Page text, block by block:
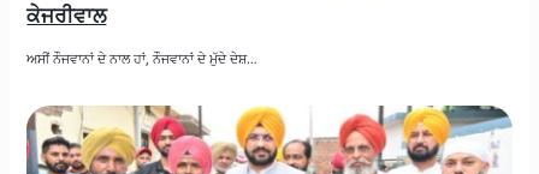
ਕੇਜਰੀਵਾਲ
ਅਸੀਂ ਨੌਜਵਾਨਾਂ ਦੇ ਨਾਲ ਹਾਂ, ਨੌਜਵਾਨਾਂ ਦੇ ਮੁੱਦੇ ਦੇਸ਼…